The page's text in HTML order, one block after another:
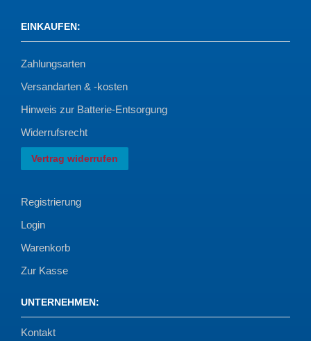
EINKAUFEN:
Zahlungsarten
Versandarten & -kosten
Hinweis zur Batterie-Entsorgung
Widerrufsrecht
Vertrag widerrufen
Registrierung
Login
Warenkorb
Zur Kasse
UNTERNEHMEN:
Kontakt